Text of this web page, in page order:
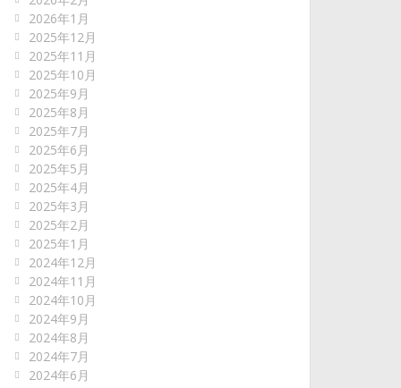
2026年1月
2025年12月
2025年11月
2025年10月
2025年9月
2025年8月
2025年7月
2025年6月
2025年5月
2025年4月
2025年3月
2025年2月
2025年1月
2024年12月
2024年11月
2024年10月
2024年9月
2024年8月
2024年7月
2024年6月